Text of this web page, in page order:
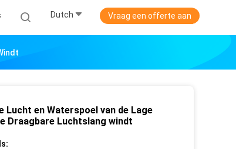
Dutch Vraag een offerte aan
Lucht en Waterspoel van de Lage
Draagbare Luchtslang windt